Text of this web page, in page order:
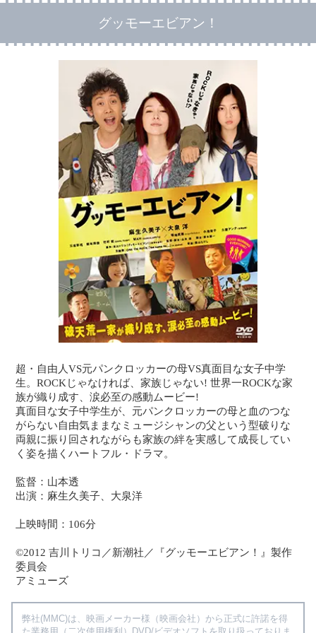
グッモーエビアン！
超・自由人VS元パンクロッカーの母VS真面目な女子中学
生。ROCKじゃなければ、家族じゃない! 世界一ROCKな家
族が織り成す、涙必至の感動ムービー!
真面目な女子中学生が、元パンクロッカーの母と血のつな
がらない自由気ままなミュージシャンの父という型破りな
両親に振り回されながらも家族の絆を実感して成長してい
く姿を描くハートフル・ドラマ。
監督：山本透
出演：麻生久美子、大泉洋
上映時間：106分
©2012 吉川トリコ／新潮社／『グッモーエビアン！』製作
委員会
アミューズ
弊社(MMC)は、映画メーカー様（映画会社）から正式に許諾を得